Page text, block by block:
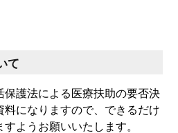
て
保護法による医療扶助の要否決
料になりますので、できるだけ
ようお願いいたします。